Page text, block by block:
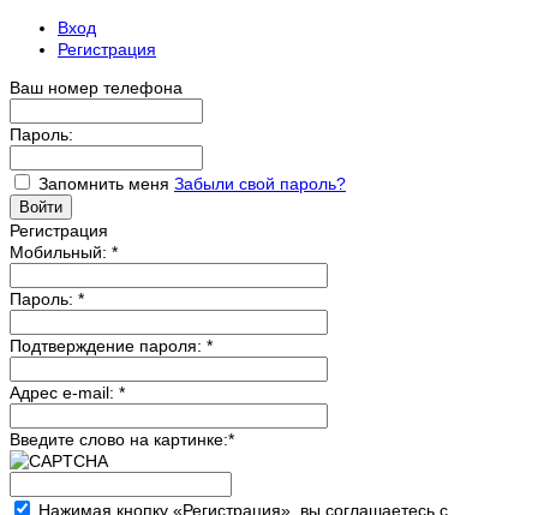
Вход
Регистрация
Ваш номер телефона
Пароль:
Запомнить меня Забыли свой пароль?
Регистрация
Мобильный: *
Пароль: *
Подтверждение пароля: *
Адрес e-mail: *
Введите слово на картинке:*
Нажимая кнопку «Регистрация», вы соглашаетесь с